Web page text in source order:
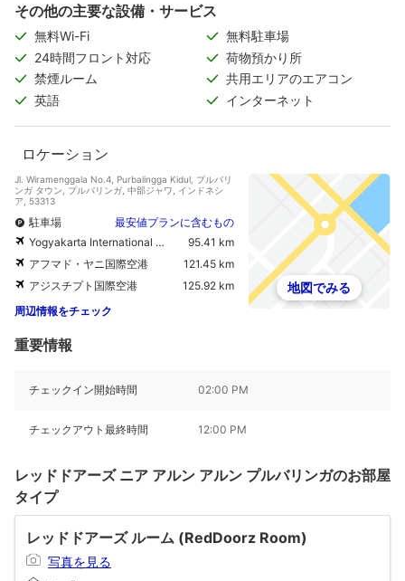
その他の主要な設備・サービス
無料Wi-Fi
無料駐車場
24時間フロント対応
荷物預かり所
禁煙ルーム
共用エリアのエアコン
英語
インターネット
ロケーション
Jl. Wiramenggala No.4, Purbalingga Kidul, プルバリ
ンガ タウン, プルバリンガ, 中部ジャワ, インドネシ
ア, 53313
駐車場
最安値プランに含むもの
Yogyakarta International Airport
95.41 km
アフマド・ヤニ国際空港
121.45 km
アジスチプト国際空港
125.92 km
周辺情報をチェック
地図でみる
重要情報
チェックイン開始時間 02:00 PM
チェックアウト最終時間 12:00 PM
レッドドアーズ ニア アルン アルン プルバリンガのお部屋
タイプ
レッドドアーズ ルーム (RedDoorz Room)
写真を見る